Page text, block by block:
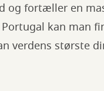
og fortæller en
kan man
verdens største